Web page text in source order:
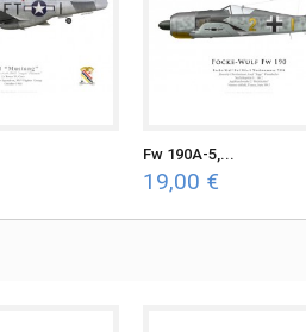
Fw 190A-5,...
19,00 €